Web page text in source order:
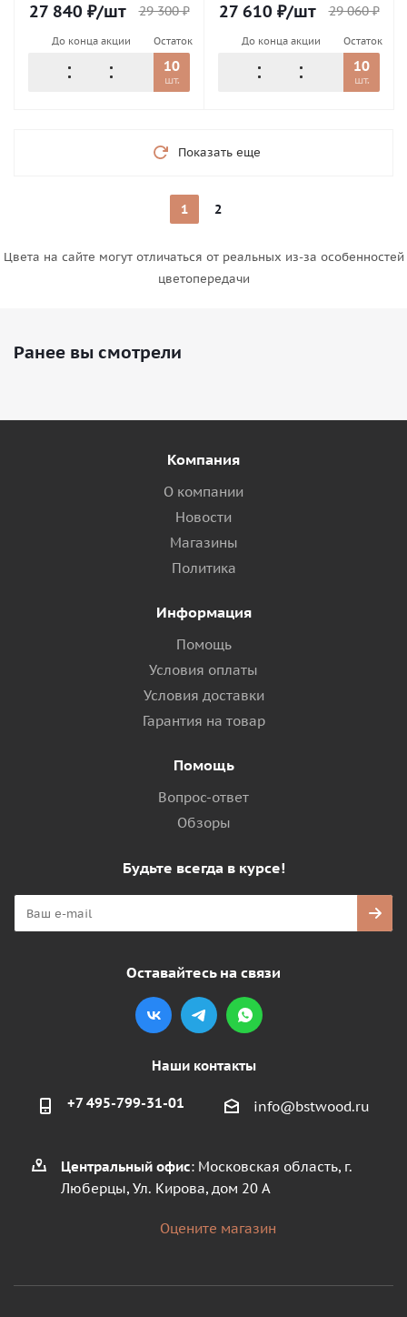
27 840 ₽/шт 29 300₽
До конца акции Остаток
10
шт.
27 610 ₽/шт 29 060₽
До конца акции Остаток
10
шт.
Показать еще
1 2
Цвета на сайте могут отличаться от реальных из-за особенностей
цветопередачи
Ранее вы смотрели
Компания
О компании
Новости
Магазины
Политика
Информация
Помощь
Условия оплаты
Условия доставки
Гарантия на товар
Помощь
Вопрос-ответ
Обзоры
Будьте всегда в курсе!
Оставайтесь на связи
Наши контакты
+7 495-799-31-01 info@bstwood.ru
Центральный офис: Московская область, г.
Люберцы, Ул. Кирова, дом 20 А
Оцените магазин